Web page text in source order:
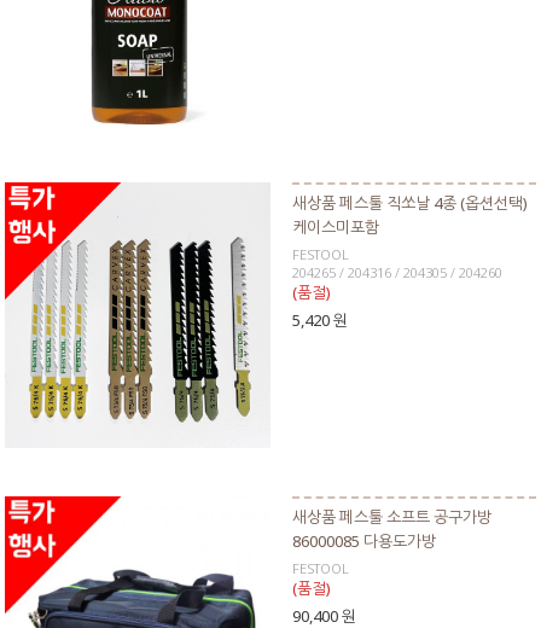
새상품 페스툴 직쏘날 4종 (옵션선택)
케이스미포함
FESTOOL
204265 / 204316 / 204305 / 204260
(품절)
5,420 원
새상품 페스툴 소프트 공구가방
86000085 다용도가방
FESTOOL
(품절)
90,400 원